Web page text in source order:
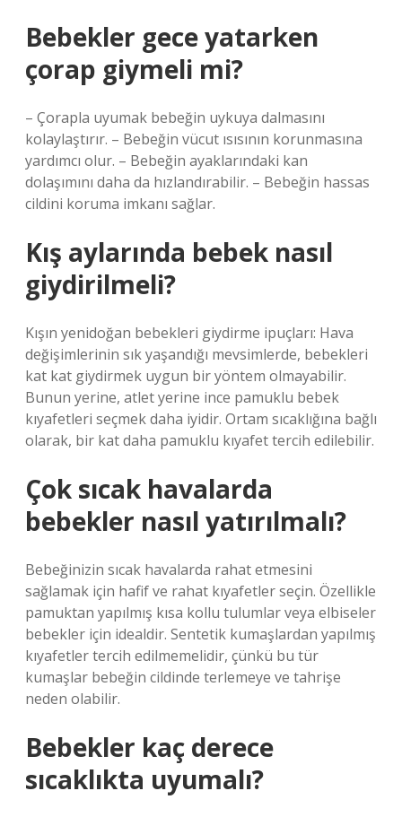
Bebekler gece yatarken
çorap giymeli mi?
– Çorapla uyumak bebeğin uykuya dalmasını
kolaylaştırır. – Bebeğin vücut ısısının korunmasına
yardımcı olur. – Bebeğin ayaklarındaki kan
dolaşımını daha da hızlandırabilir. – Bebeğin hassas
cildini koruma imkanı sağlar.
Kış aylarında bebek nasıl
giydirilmeli?
Kışın yenidoğan bebekleri giydirme ipuçları: Hava
değişimlerinin sık yaşandığı mevsimlerde, bebekleri
kat kat giydirmek uygun bir yöntem olmayabilir.
Bunun yerine, atlet yerine ince pamuklu bebek
kıyafetleri seçmek daha iyidir. Ortam sıcaklığına bağlı
olarak, bir kat daha pamuklu kıyafet tercih edilebilir.
Çok sıcak havalarda
bebekler nasıl yatırılmalı?
Bebeğinizin sıcak havalarda rahat etmesini
sağlamak için hafif ve rahat kıyafetler seçin. Özellikle
pamuktan yapılmış kısa kollu tulumlar veya elbiseler
bebekler için idealdir. Sentetik kumaşlardan yapılmış
kıyafetler tercih edilmemelidir, çünkü bu tür
kumaşlar bebeğin cildinde terlemeye ve tahrişe
neden olabilir.
Bebekler kaç derece
sıcaklıkta uyumalı?